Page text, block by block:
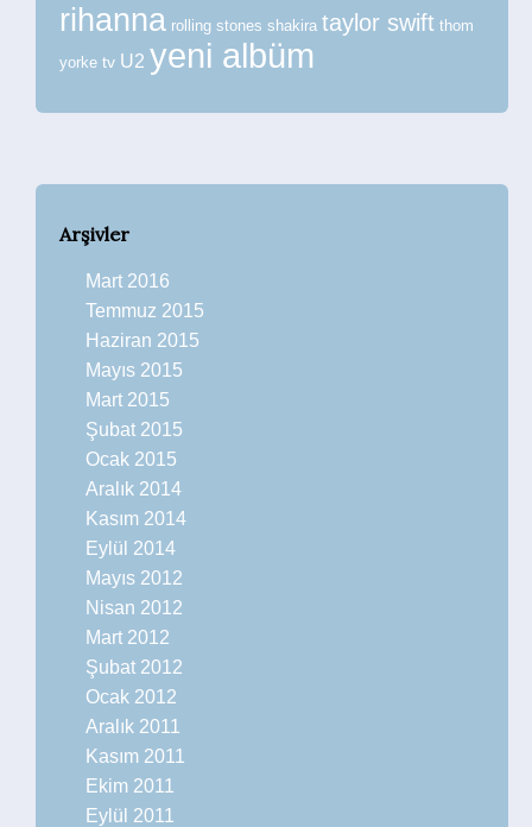
rihanna rolling stones shakira taylor swift thom
yorke tv U2 yeni albüm
Arşivler
Mart 2016
Temmuz 2015
Haziran 2015
Mayıs 2015
Mart 2015
Şubat 2015
Ocak 2015
Aralık 2014
Kasım 2014
Eylül 2014
Mayıs 2012
Nisan 2012
Mart 2012
Şubat 2012
Ocak 2012
Aralık 2011
Kasım 2011
Ekim 2011
Eylül 2011